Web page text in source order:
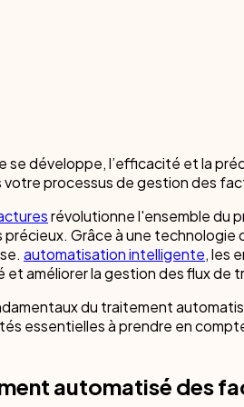
Commencez avec nos modèles
Secteur Industriel &
Toutes les solutions
Obtenez une visite guidée de
se développe, l’efficacité et la
processus de gestion des
révolutionne l'ensemble du
Grâce à une
automatisation intelligente, les
et améliorer la gestion des flux de
du traitement
essentielles à prendre en
automatisé des